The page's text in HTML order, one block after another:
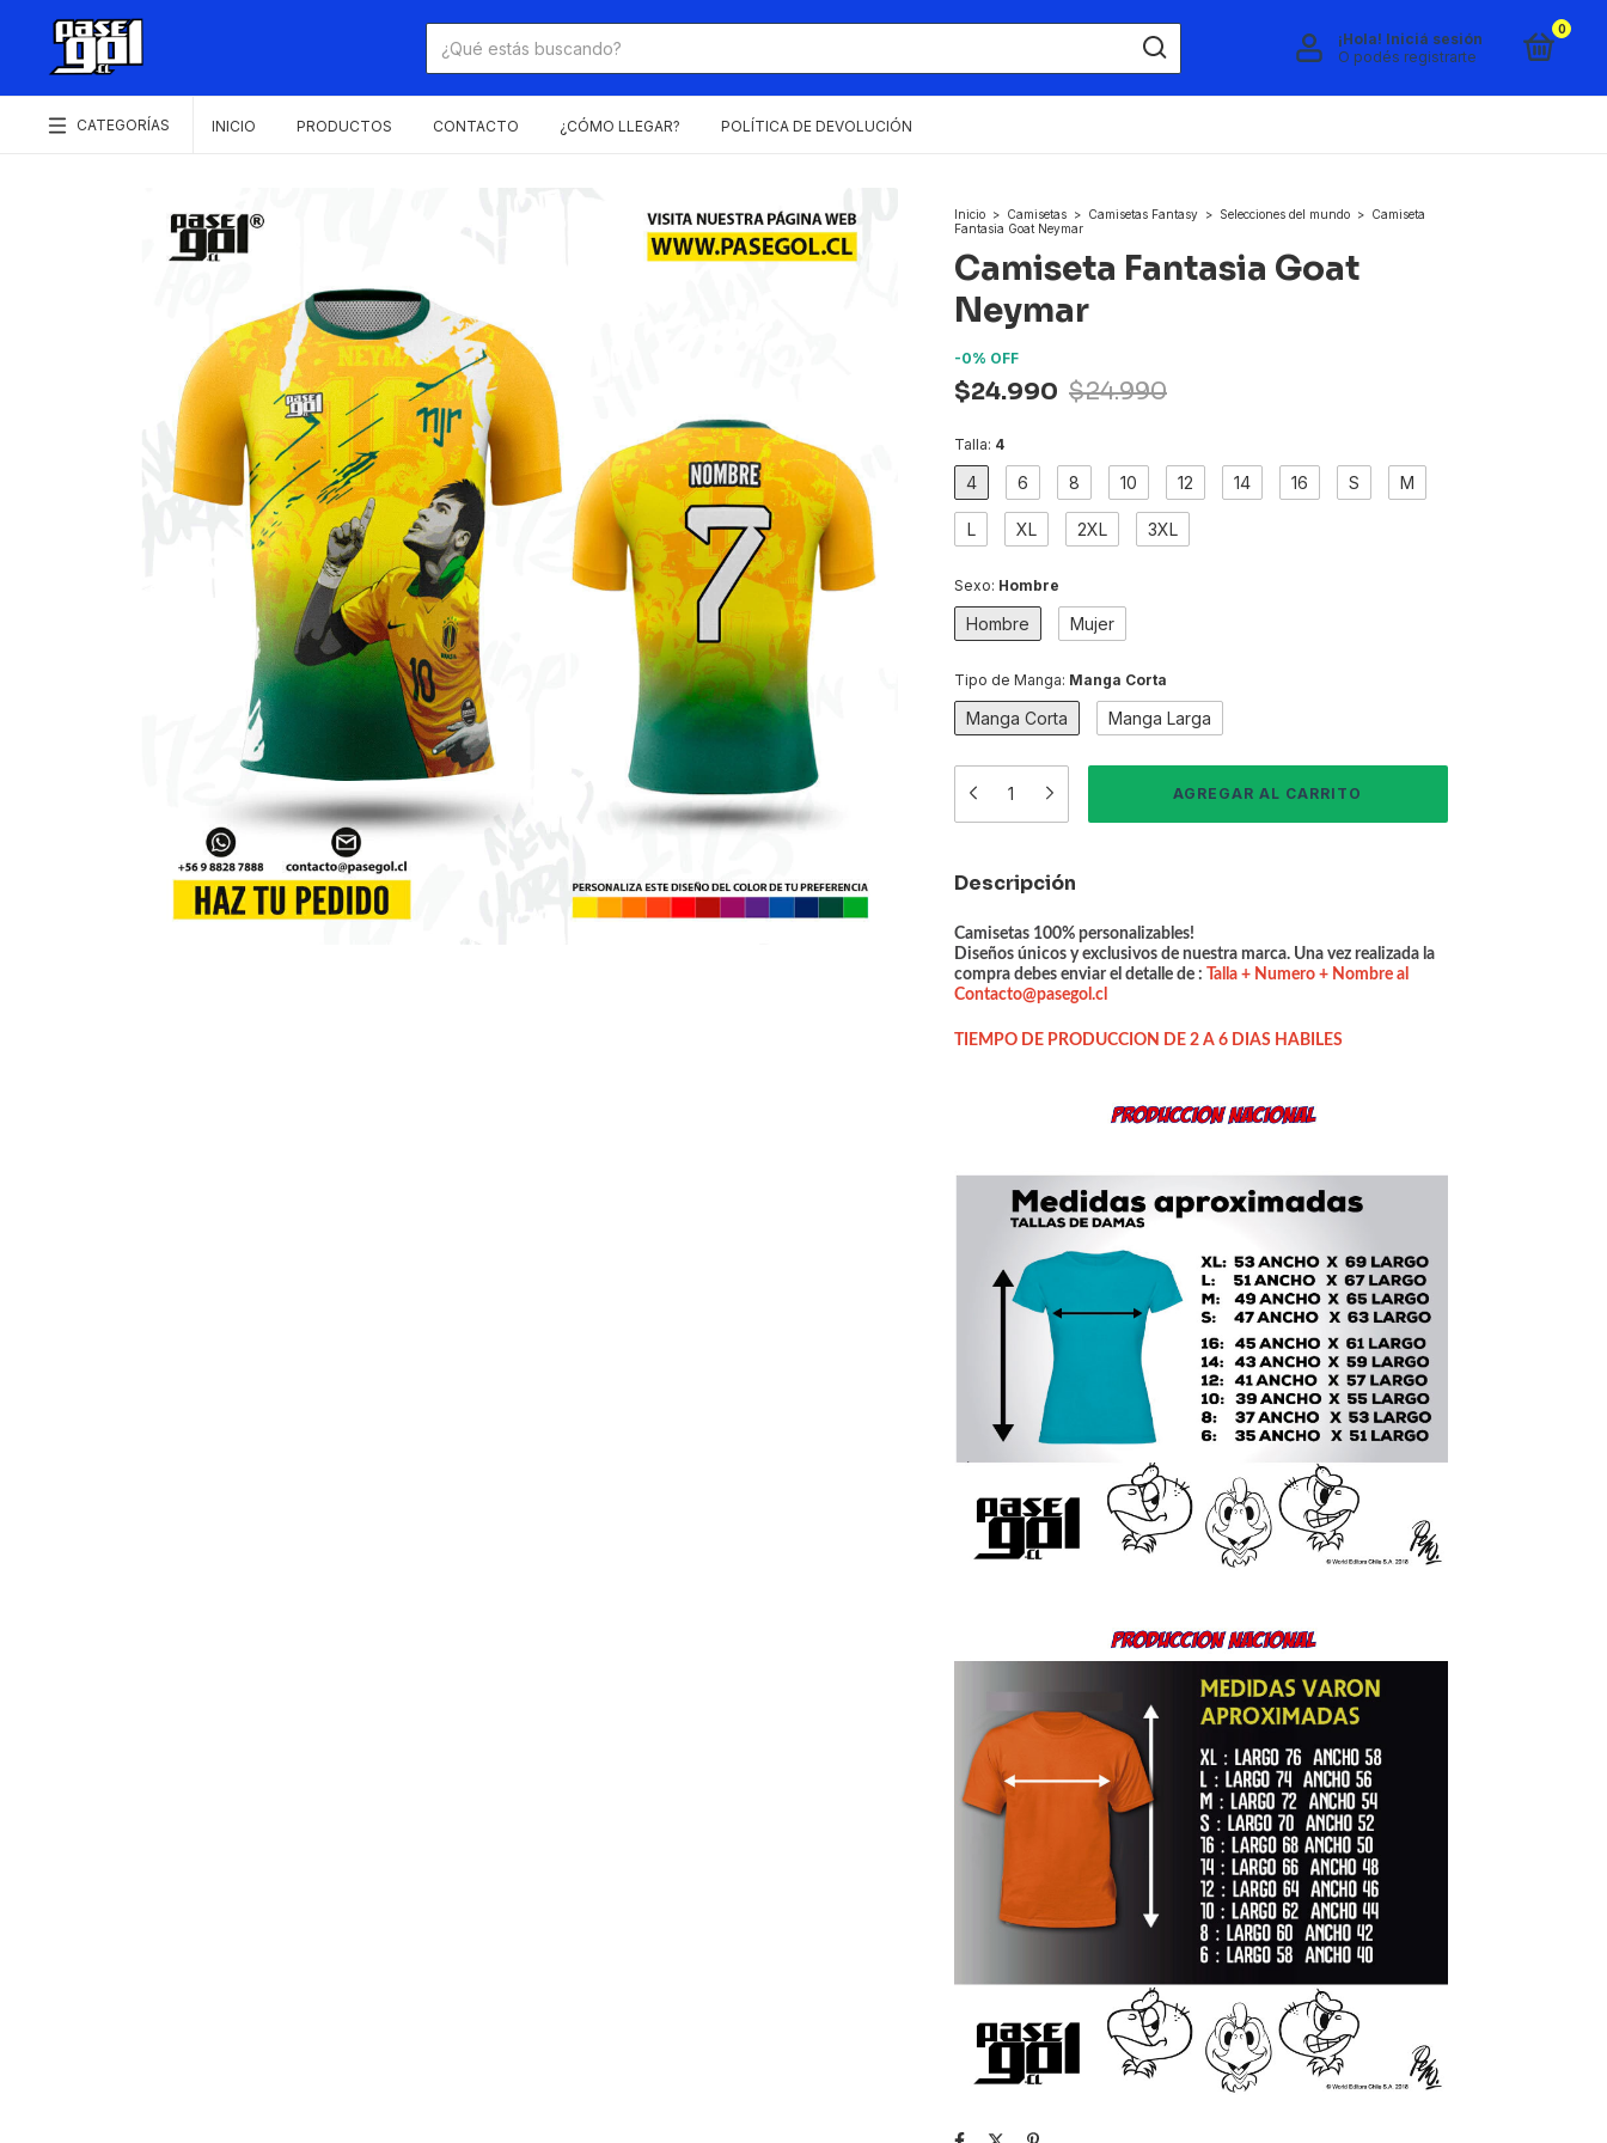
¡Hola! Iniciá sesión
O podés registrarte
0
CATEGORÍAS INICIO PRODUCTOS CONTACTO ¿CÓMO LLEGAR? POLÍTICA DE DEVOLUCIÓN
Inicio > Camisetas > Camisetas Fantasy > Selecciones del mundo > Camiseta
Fantasia Goat Neymar
Camiseta Fantasia Goat
Neymar
-0% OFF
$24.990 $24.990
Talla: 4
4 6 8 10 12 14 16 S M
L XL 2XL 3XL
Sexo: Hombre
Hombre Mujer
Tipo de Manga: Manga Corta
Manga Corta Manga Larga
Descripción
Camisetas 100% personalizables!
Diseños únicos y exclusivos de nuestra marca. Una vez realizada la
compra debes enviar el detalle de :
Talla + Numero + Nombre al
Contacto@pasegol.cl
TIEMPO DE PRODUCCION DE 2 A 6 DIAS HABILES